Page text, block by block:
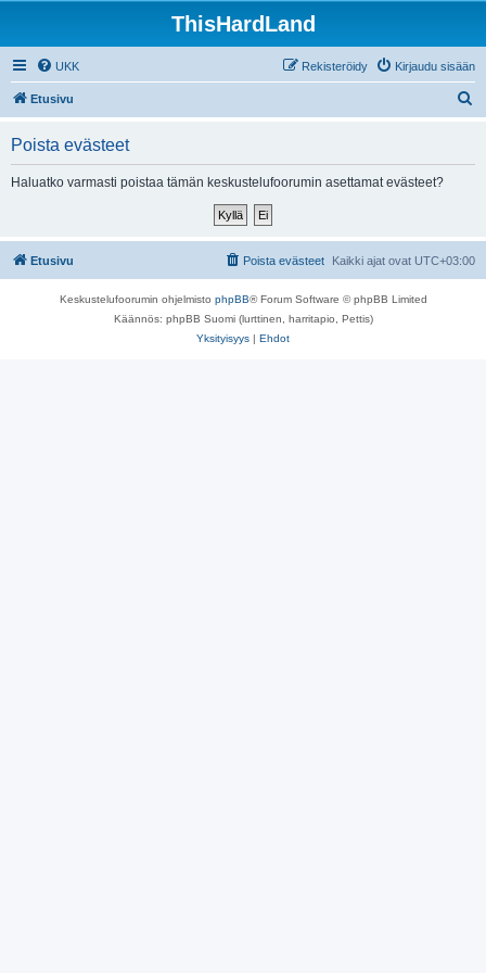
ThisHardLand
UKK Kirjaudu sisään
Rekisteröidy
Etusivu
Poista evästeet
Haluatko varmasti poistaa tämän keskustelufoorumin asettamat evästeet?
Etusivu Kaikki ajat ovat UTC+03:00
Poista evästeet
Keskustelufoorumin ohjelmisto phpBB® Forum Software © phpBB Limited
Käännös: phpBB Suomi (lurttinen, harritapio, Pettis)
Yksityisyys | Ehdot